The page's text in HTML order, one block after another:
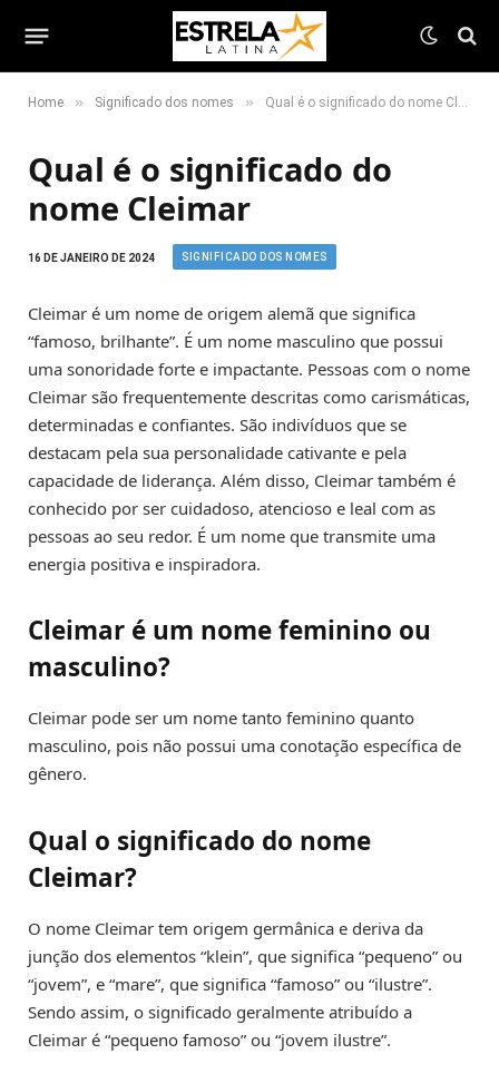
Home » Significado dos nomes » Qual é o significado do nome Cleimar
Qual é o significado do
nome Cleimar
16 DE JANEIRO DE 2024 SIGNIFICADO DOS NOMES
Cleimar é um nome de origem alemã que significa
“famoso, brilhante”. É um nome masculino que possui
uma sonoridade forte e impactante. Pessoas com o nome
Cleimar são frequentemente descritas como carismáticas,
determinadas e confiantes. São indivíduos que se
destacam pela sua personalidade cativante e pela
capacidade de liderança. Além disso, Cleimar também é
conhecido por ser cuidadoso, atencioso e leal com as
pessoas ao seu redor. É um nome que transmite uma
energia positiva e inspiradora.
Cleimar é um nome feminino ou
masculino?
Cleimar pode ser um nome tanto feminino quanto
masculino, pois não possui uma conotação específica de
gênero.
Qual o significado do nome
Cleimar?
O nome Cleimar tem origem germânica e deriva da
junção dos elementos “klein”, que significa “pequeno” ou
“jovem”, e “mare”, que significa “famoso” ou “ilustre”.
Sendo assim, o significado geralmente atribuído a
Cleimar é “pequeno famoso” ou “jovem ilustre”.